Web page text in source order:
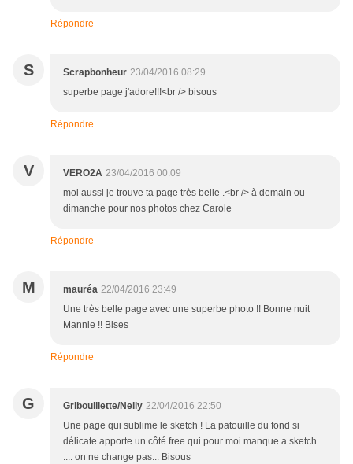
Répondre
S Scrapbonheur 23/04/2016 08:29
superbe page j'adore!!!<br /> bisous
Répondre
V VERO2A 23/04/2016 00:09
moi aussi je trouve ta page très belle .<br /> à demain ou
dimanche pour nos photos chez Carole
Répondre
M mauréa 22/04/2016 23:49
Une très belle page avec une superbe photo !! Bonne nuit
Mannie !! Bises
Répondre
G Gribouillette/Nelly 22/04/2016 22:50
Une page qui sublime le sketch ! La patouille du fond si
délicate apporte un côté free qui pour moi manque a sketch
.... on ne change pas... Bisous